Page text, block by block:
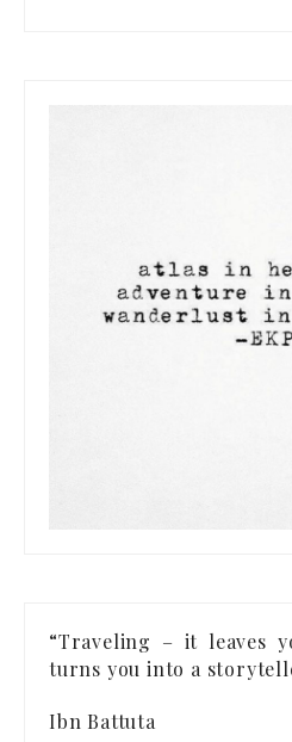
“Traveling – it leaves
turns you into a
Ibn Battuta